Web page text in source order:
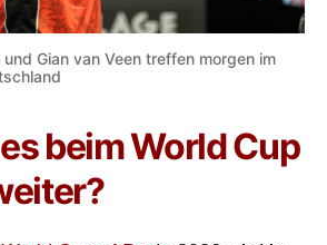
Gian van Veen treffen morgen im
beim World Cup